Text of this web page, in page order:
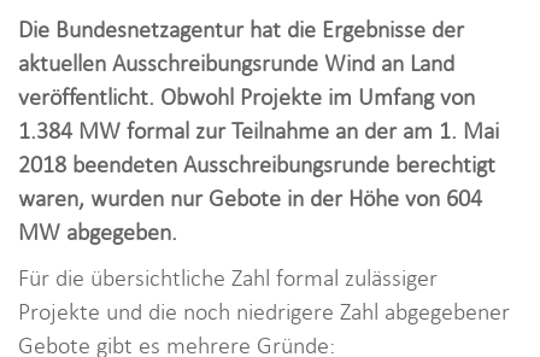
n
Die Bundesnetzagentur hat die Ergebnisse der
aktuellen Ausschreibungsrunde Wind an Land
veröffentlicht. Obwohl Projekte im Umfang von
1.384 MW formal zur Teilnahme an der am 1. Mai
2018 beendeten Ausschreibungsrunde berechtigt
waren, wurden nur Gebote in der Höhe von 604
MW abgegeben.
Für die übersichtliche Zahl formal zulässiger
Projekte und die noch niedrigere Zahl abgegebener
Gebote gibt es mehrere Gründe: